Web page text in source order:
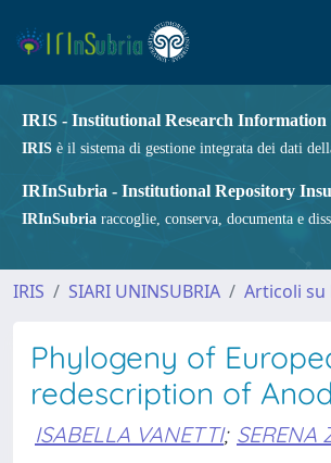
IRIS - Institutional Research Information
IRIS è il sistema di gestione integrata dei dati
IRInSubria - Institutional Repository
IRInSubria raccoglie, conserva, documenta e
IRIS SIARI UNINSUBRIA Articoli su
Phylogeny of
redescription of
ISABELLA VANETTI; SERENA